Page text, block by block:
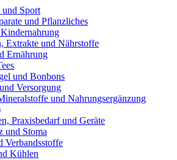
Sport
und Pflanzliches
Extrakte und Nährstoffe
Ernährung
und Bonbons
Versorgung
und Nahrungsergänzung
Praxisbedarf und Geräte
und Stoma
Verbandsstoffe
Kühlen